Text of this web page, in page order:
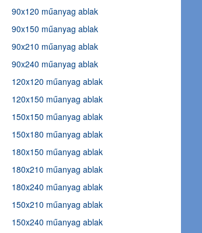
90x120 műanyag ablak
90x150 műanyag ablak
90x210 műanyag ablak
90x240 műanyag ablak
120x120 műanyag ablak
120x150 műanyag ablak
150x150 műanyag ablak
150x180 műanyag ablak
180x150 műanyag ablak
180x210 műanyag ablak
180x240 műanyag ablak
150x210 műanyag ablak
150x240 műanyag ablak